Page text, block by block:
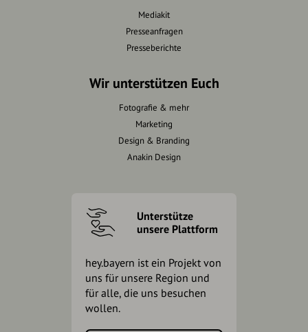
Mediakit
Presseanfragen
Presseberichte
Wir unterstützen Euch
Fotografie & mehr
Marketing
Design & Branding
Anakin Design
Unterstütze
unsere Plattform
hey.bayern ist ein Projekt von
uns für unsere Region und
für alle, die uns besuchen
wollen.